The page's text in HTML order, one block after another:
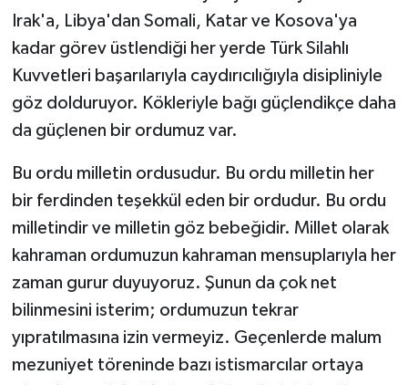
Irak'a, Libya'dan Somali, Katar ve Kosova'ya
kadar görev üstlendiği her yerde Türk Silahlı
Kuvvetleri başarılarıyla caydırıcılığıyla disipliniyle
göz dolduruyor. Kökleriyle bağı güçlendikçe daha
da güçlenen bir ordumuz var.
Bu ordu milletin ordusudur. Bu ordu milletin her
bir ferdinden teşekkül eden bir ordudur. Bu ordu
milletindir ve milletin göz bebeğidir. Millet olarak
kahraman ordumuzun kahraman mensuplarıyla her
zaman gurur duyuyoruz. Şunun da çok net
bilinmesini isterim; ordumuzun tekrar
yıpratılmasına izin vermeyiz. Geçenlerde malum
mezuniyet töreninde bazı istismarcılar ortaya